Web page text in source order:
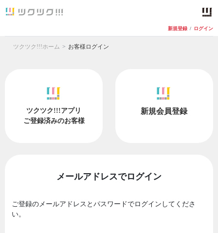
新規登録 / ログイン
ツクツク!!!ホーム お客様ログイン
ツクツク!!!アプリ
ご登録済みのお客様
新規会員登録
メールアドレスでログイン
ご登録のメールアドレスとパスワードでログインしてくださ
い。